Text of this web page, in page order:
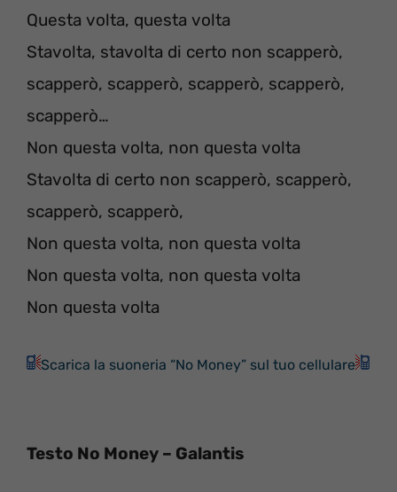
Questa volta, questa volta
Stavolta, stavolta di certo non scapperò,
scapperò, scapperò, scapperò, scapperò,
scapperò…
Non questa volta, non questa volta
Stavolta di certo non scapperò, scapperò,
scapperò, scapperò,
Non questa volta, non questa volta
Non questa volta, non questa volta
Non questa volta
Scarica la suoneria “No Money” sul tuo cellulare
Testo No Money – Galantis